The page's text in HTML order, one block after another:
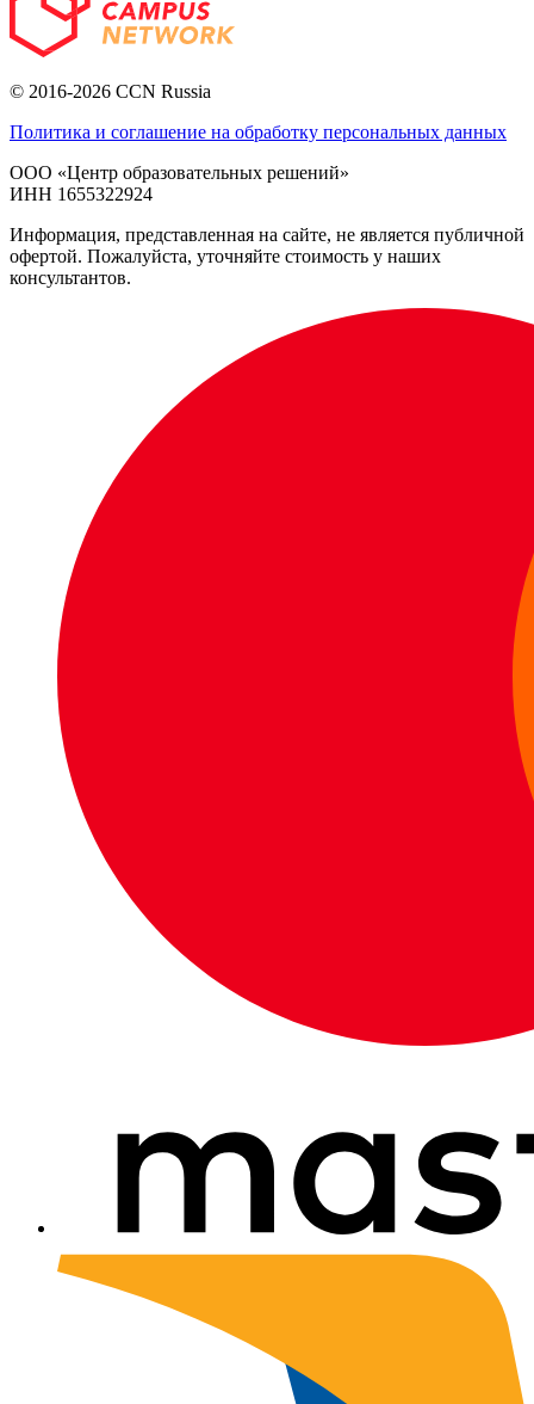
© 2016-2026 CCN Russia
Политика и соглашение на обработку персональных данных
ООО «Центр образовательных решений»
ИНН 1655322924
Информация, представленная на сайте, не является публичной
офертой. Пожалуйста, уточняйте стоимость у наших
консультантов.